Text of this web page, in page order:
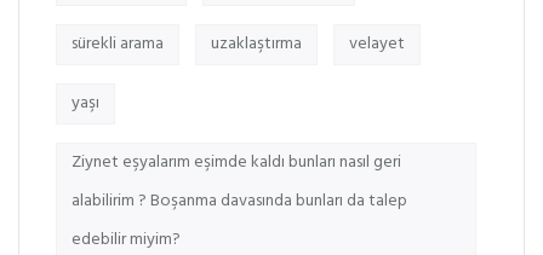
sürekli arama uzaklaştırma velayet
yaşı
Ziynet eşyalarım eşimde kaldı bunları nasıl geri
alabilirim ? Boşanma davasında bunları da talep
edebilir miyim?